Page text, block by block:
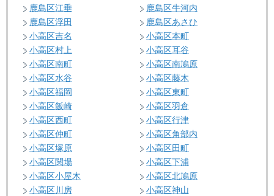
鹿島区江垂
鹿島区牛河内
鹿島区浮田
鹿島区あさひ
小高区吉名
小高区本町
小高区村上
小高区耳谷
小高区南町
小高区南鳩原
小高区水谷
小高区藤木
小高区福岡
小高区東町
小高区飯崎
小高区羽倉
小高区西町
小高区行津
小高区仲町
小高区角部内
小高区塚原
小高区田町
小高区関場
小高区下浦
小高区小屋木
小高区北鳩原
小高区川房
小高区神山